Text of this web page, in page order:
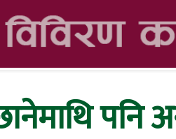
पनि